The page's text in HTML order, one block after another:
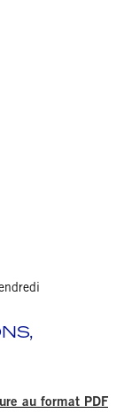
au format PDF